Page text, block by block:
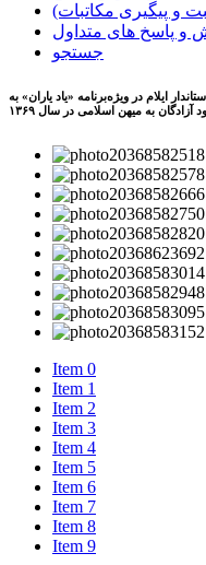
و پیگیری مکاتبات)
و پاسخ های متداول
جستجو
ایلام در ویژه‌برنامه «یاد یاران» به
به میهن اسلامی در سال ۱۳۶۹
Item 0
Item 1
Item 2
Item 3
Item 4
Item 5
Item 6
Item 7
Item 8
Item 9